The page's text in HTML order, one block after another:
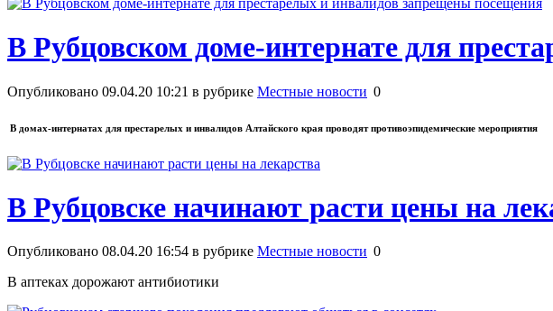
В Рубцовском доме-интернате для
Опубликовано 09.04.20 10:21 в рубрике Местные новости 0
В домах-интернатах для престарелых и инвалидов Алтайского края проводят противоэпидемические мероприятия
В Рубцовске начинают расти цены на
Опубликовано 08.04.20 16:54 в рубрике Местные новости 0
В аптеках дорожают антибиотики